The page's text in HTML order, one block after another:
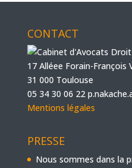
CONTACT
17 Alléee Forain-François
31 000 Toulouse
05 34 30 06 22
Mentions légales
PRESSE
Nous sommes dans la